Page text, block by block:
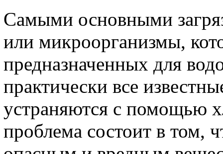
Самыми основными
или микроорганизмы,
предназначенных для
практически все
устраняются с помощью
проблема состоит в том,